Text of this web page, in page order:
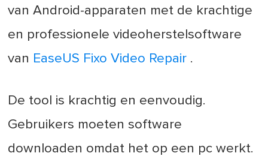
van Android-apparaten met de krachtige
en professionele videoherstelsoftware
van EaseUS Fixo Video Repair .
De tool is krachtig en eenvoudig.
Gebruikers moeten software
downloaden omdat het op een pc werkt.